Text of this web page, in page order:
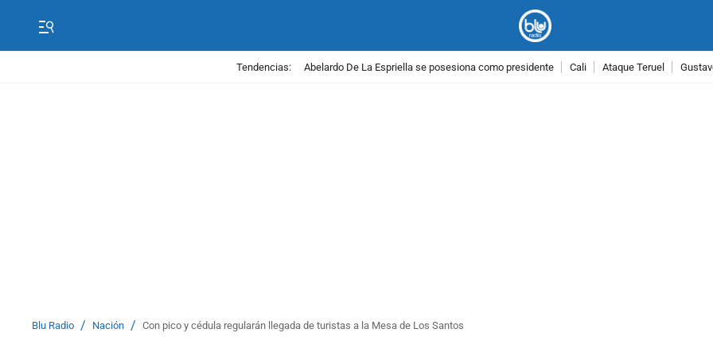
Tendencias: Abelardo De La Espriella se posesiona como presidente Cali Ataque Teruel
Blu Radio / Nación / Con pico y cédula regularán llegada de turistas a la Mesa de Los Santos